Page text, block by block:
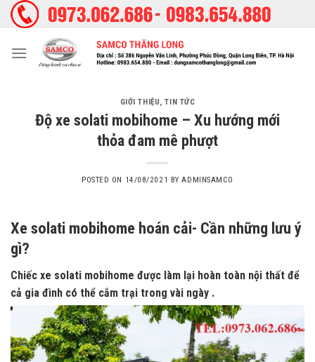
Skip
GIỚI THIỆU,TIN TỨC
Độ xe solati mobihome – Xu hướng mới
thỏa đam mê phượt
POSTED ON 14/08/2021 BYADMINSAMCO
Xe solati mobihome hoán cải- Cần những lưu ý
gì?
Chiếc xe solati mobihome được làm lại hoàn toàn nội thất để
cả gia đình có thể cắm trại trong vài ngày .